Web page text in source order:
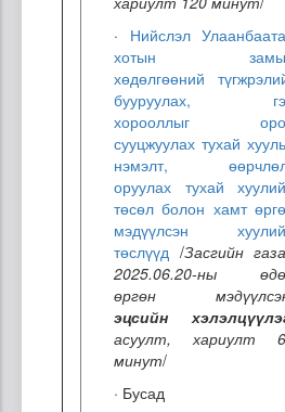
· Нийслэл
хотын
хөдөлгөөний
бууруулах,
хорооллыг
сууцжуулах тухай
нэмэлт,
оруулах тухай
төсөл болон хамт
мэдүүлсэн
төслүүд /Засгийн
2025.06.20-ны
өргөн
эцсийн
асуулт, хариулт
минут/
· Бусад